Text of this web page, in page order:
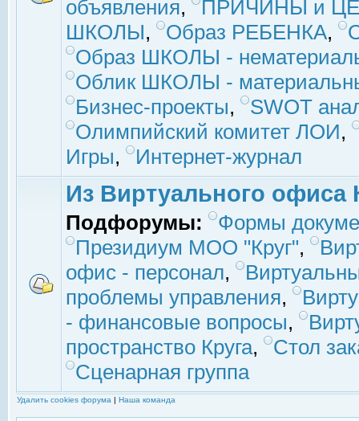
объявления,
ПРИЧИНЫ и
ШКОЛЫ, Образ РЕБЕНКА,
Образ ШКОЛЫ -
Облик ШКОЛЫ -
Бизнес-проекты,
SWOT
Олимпийский комитет ЛОИ,
Игры, Интернет-журнал
Из Виртуального офиса
Подфорумы:
Формы
Президиум МОО "Круг",
офис - персонал,
проблемы управления,
- финансовые вопросы,
пространство Круга,
Стол
Сценарная группа
Удалить cookies форума | Наша команда